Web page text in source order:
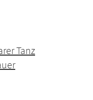
Tanz